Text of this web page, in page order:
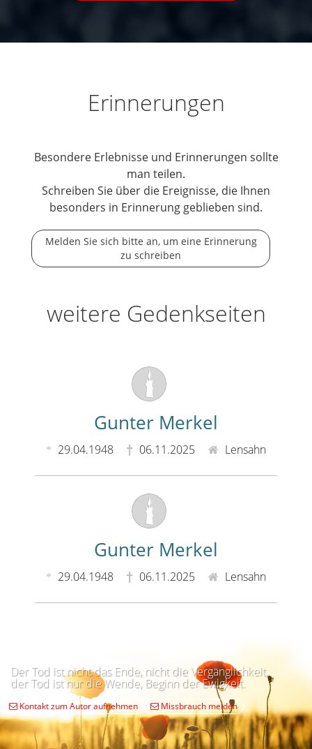
Erinnerungen
Besondere Erlebnisse und Erinnerungen sollte
man teilen.
Schreiben Sie über die Ereignisse, die Ihnen
besonders in Erinnerung geblieben sind.
Melden Sie sich bitte an, um eine Erinnerung
zu schreiben
weitere Gedenkseiten
Gunter Merkel
29.04.1948 06.11.2025 Lensahn
Gunter Merkel
29.04.1948 06.11.2025 Lensahn
Der Tod ist nicht das Ende, nicht die Vergänglichkeit,
der Tod ist nur die Wende, Beginn der Ewigkeit.
Kontakt zum Autor aufnehmen Missbrauch melden